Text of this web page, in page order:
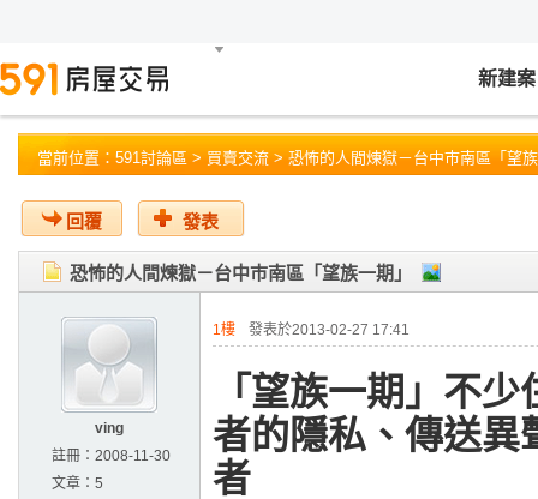
新建案
當前位置： 591討論區 > 買賣交流 > 恐怖的人間煉獄－台中巿南區「望
回覆 發表
恐怖的人間煉獄－台中巿南區「望族一期」
ving
註冊： 2008-11-30
文章： 5
1樓 發表於2013-02-27 17:41
「望族一期」不
者的隱私、傳送異